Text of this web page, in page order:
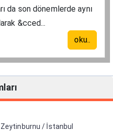
da son dönemlerde aynı
&cced...
oku..
Zeytinburnu / İstanbul